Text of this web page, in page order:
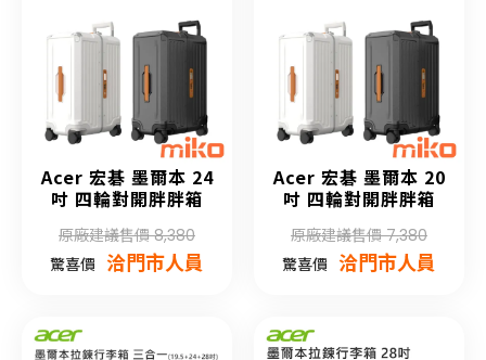
Acer 宏碁 墨爾本 24
吋 四輪對開胖胖箱
原廠建議售價 8,380
驚喜價 洽門市人員
Acer 宏碁 墨爾本 20
吋 四輪對開胖胖箱
原廠建議售價 7,380
驚喜價 洽門市人員